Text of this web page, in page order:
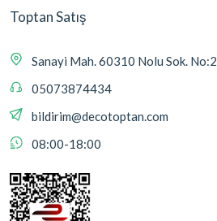
Toptan Satış
Sanayi Mah. 60310 Nolu Sok.
05073874434
bildirim@decotoptan.com
08:00-18:00